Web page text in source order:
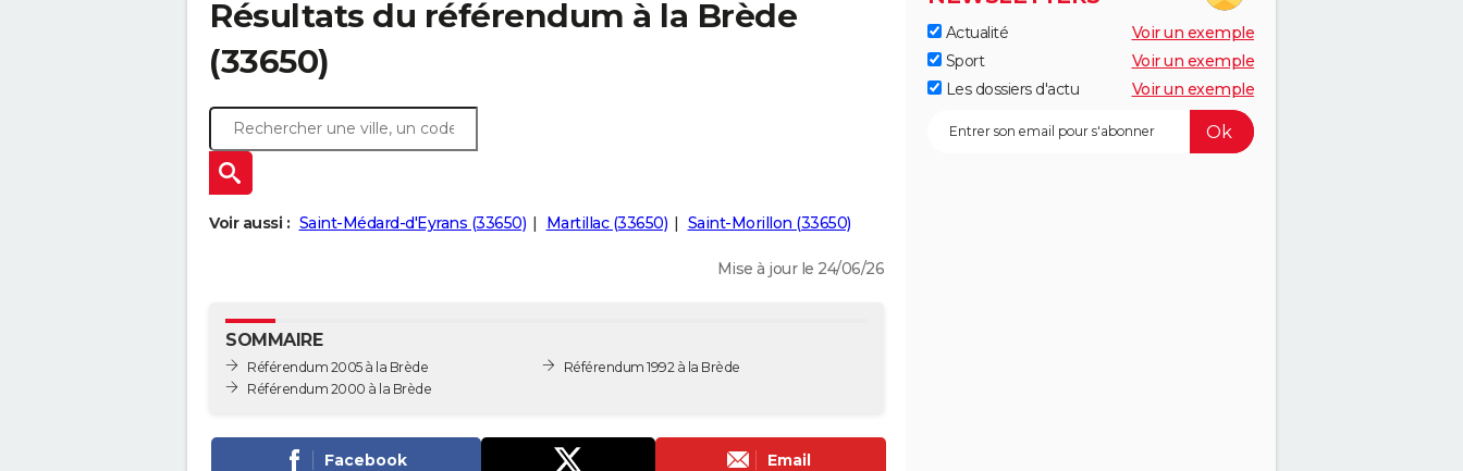
Résultats du référendum à la Brède
(33650)
Voir aussi : Saint-Médard-d'Eyrans (33650) Martillac (33650) Saint-Morillon (33650)
Mise à jour le 24/06/26
SOMMAIRE
Référendum 2005 à la Brède
Référendum 2000 à la Brède
Référendum 1992 à la Brède
Facebook Email
Actualité
Voir un exemple
Sport
Voir un exemple
Les dossiers d'actu
Voir un exemple